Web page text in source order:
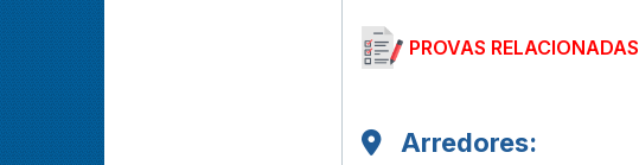
PROVAS RELACIONADAS
Arredores: